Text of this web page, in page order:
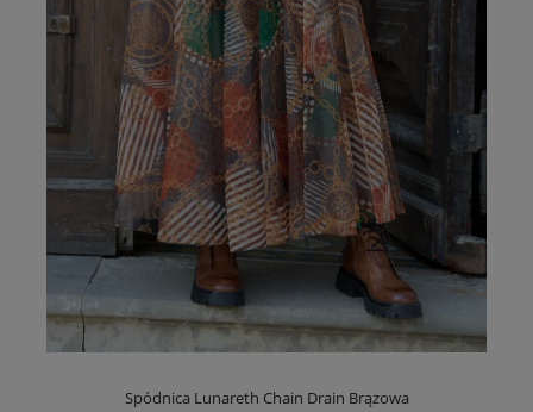
Spódnica Lunareth Chain Drain Brązowa